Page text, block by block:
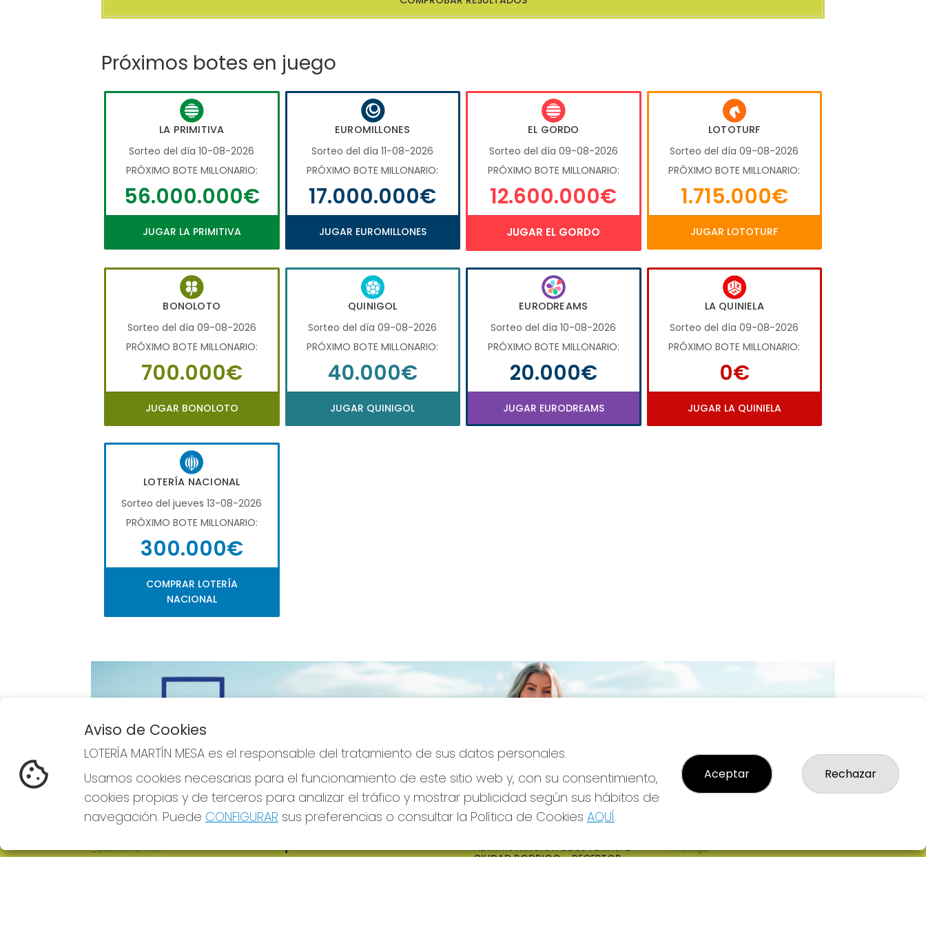
Próximos botes en juego
LA PRIMITIVA
Sorteo del día 10-08-2026
PRÓXIMO BOTE MILLONARIO:
56.000.000€
JUGAR LA PRIMITIVA
EUROMILLONES
Sorteo del día 11-08-2026
PRÓXIMO BOTE MILLONARIO:
17.000.000€
JUGAR EUROMILLONES
EL GORDO
Sorteo del día 09-08-2026
PRÓXIMO BOTE MILLONARIO:
12.600.000€
JUGAR EL GORDO
LOTOTURF
Sorteo del día 09-08-2026
PRÓXIMO BOTE MILLONARIO:
1.715.000€
JUGAR LOTOTURF
BONOLOTO
Sorteo del día 09-08-2026
PRÓXIMO BOTE MILLONARIO:
700.000€
JUGAR BONOLOTO
QUINIGOL
Sorteo del día 09-08-2026
PRÓXIMO BOTE MILLONARIO:
40.000€
JUGAR QUINIGOL
EURODREAMS
Sorteo del día 10-08-2026
PRÓXIMO BOTE MILLONARIO:
20.000€
JUGAR EURODREAMS
LA QUINIELA
Sorteo del día 09-08-2026
PRÓXIMO BOTE MILLONARIO:
0€
JUGAR LA QUINIELA
LOTERÍA NACIONAL
Sorteo del jueves 13-08-2026
PRÓXIMO BOTE MILLONARIO:
300.000€
COMPRAR LOTERÍA
NACIONAL
Imagen anterior
LOTERÍA MARTÍN MESA
¿Quiénes somos?
REDES SOCIALES
ADMINISTRACION DE LOTERIAS: 2-
CIUDAD RODRIGO - RECEPTOR
Aviso Legal
Aviso de Cookies
LOTERÍA MARTÍN MESA es el responsable del tratamiento de sus datos personales.
Usamos cookies necesarias para el funcionamiento de este sitio web y, con su consentimiento,
cookies propias y de terceros para analizar el tráfico y mostrar publicidad según sus hábitos de
navegación. Puede CONFIGURAR sus preferencias o consultar la Política de Cookies AQUÍ.
Aceptar Rechazar